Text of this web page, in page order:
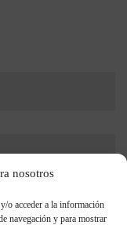
nosotros
o acceder a la información
navegación y para mostrar